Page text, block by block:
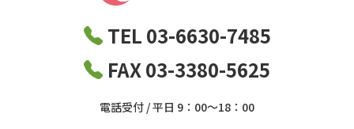
TEL 03-6630-7485
FAX 03-3380-5625
電話受付 / 平日 9：00～18：00